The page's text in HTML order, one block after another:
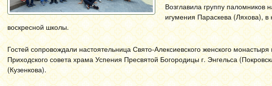
Возглавила группу
игумения Параскева (Ляхова),
воскресной школы.
Гостей сопровождали настоятельница Свято-Алексиевского женского
Приходского совета храма Успения Пресвятой Богородицы г. Энгельса
(Кузенкова).